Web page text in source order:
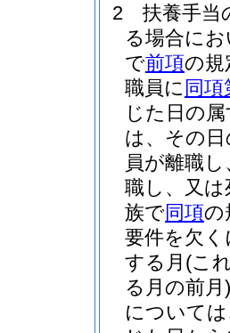
2
扶養手当
る場合に
で前項の規
職員に 同項
じた日の
は、その
員が離職
職し、又
族で同項の
要件を欠
する月 (こ
る月の前月)
について